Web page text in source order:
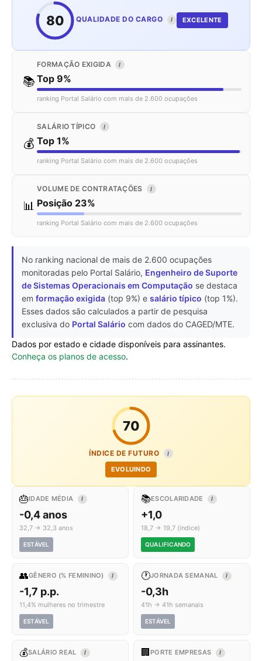
80 QUALIDADE DO CARGO I EXCELENTE
📚
FORMAÇÃO EXIGIDA I
Top 9%
ranking Portal Salário com mais de 2.600 ocupações
💰
SALÁRIO TÍPICO I
Top 1%
ranking Portal Salário com mais de 2.600 ocupações
📊
VOLUME DE CONTRATAÇÕES I
Posição 23%
ranking Portal Salário com mais de 2.600 ocupações
No ranking nacional de mais de 2.600 ocupações
monitoradas pelo Portal Salário, Engenheiro de Suporte
de Sistemas Operacionais em Computação se destaca
em formação exigida (top 9%) e salário típico (top 1%).
Esses dados são calculados a partir de pesquisa
exclusiva do Portal Salário com dados do CAGED/MTE.
Dados por estado e cidade disponíveis para assinantes.
Conheça os planos de acesso.
70
ÍNDICE DE FUTURO I
EVOLUINDO
🎂IDADE MÉDIA I
-0,4 anos
32,7 → 32,3 anos
ESTÁVEL
📚ESCOLARIDADE I
+1,0
18,7 → 19,7 (índice)
QUALIFICANDO
👥GÊNERO (% FEMININO) I
-1,7 p.p.
11,4% mulheres no trimestre
ESTÁVEL
🕐JORNADA SEMANAL I
-0,3h
41h → 41h semanais
ESTÁVEL
💰SALÁRIO REAL I 🏢 PORTE EMPRESAS I